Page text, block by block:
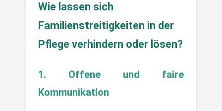
Wie lassen sich
Familienstreitigkeiten in der
Pflege verhindern oder lösen?
1. Offene und faire
Kommunikation